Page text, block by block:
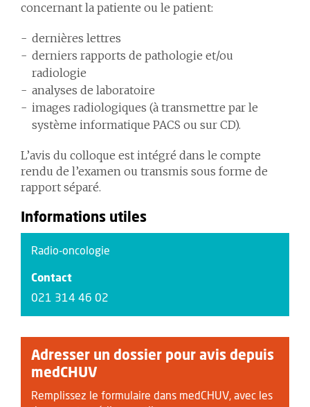
concernant la patiente ou le patient:
dernières lettres
derniers rapports de pathologie et/ou
radiologie
analyses de laboratoire
images radiologiques (à transmettre par le
système informatique PACS ou sur CD).
L’avis du colloque est intégré dans le compte
rendu de l’examen ou transmis sous forme de
rapport séparé.
Informations utiles
Radio-oncologie
Contact
021 314 46 02
Adresser un dossier pour avis depuis
medCHUV
Remplissez le formulaire dans medCHUV, avec les